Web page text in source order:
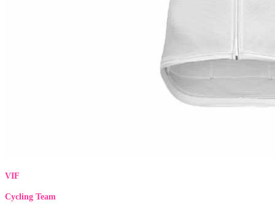
VIF
Cycling Team